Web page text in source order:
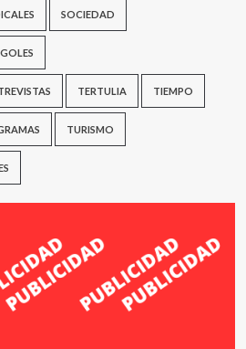
SOCIEDAD
TERTULIA TIEMPO
TURISMO